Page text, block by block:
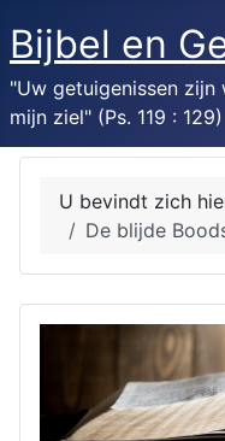
Bijbel en
"Uw getuigenissen
mijn ziel" (Ps. 119 : 129)
U bevindt zich
De blijde